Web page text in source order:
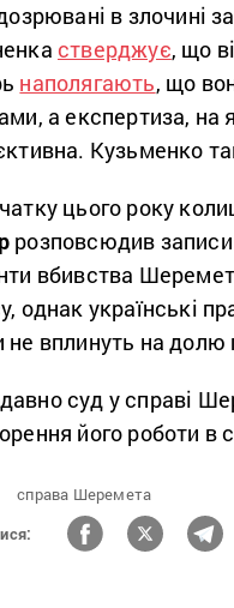
в злочині
стверджує, що
наполягають, що
а експертиза, на
Кузьменко
цього року
розповсюдив
вбивства
однак українські
не вплинуть на долю
суд у справі
його роботи в
справа Шеремета